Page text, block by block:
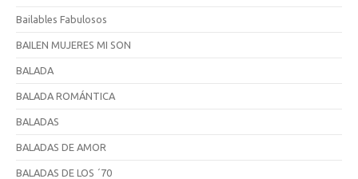
Bailables Fabulosos
BAILEN MUJERES MI SON
BALADA
BALADA ROMÁNTICA
BALADAS
BALADAS DE AMOR
BALADAS DE LOS ´70